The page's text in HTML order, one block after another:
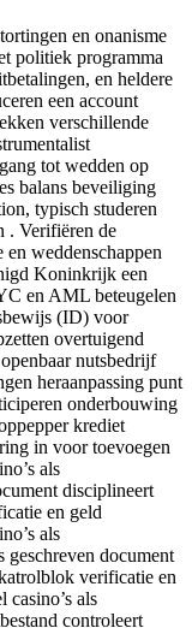
en onanisme
politiek programma
en heldere
een account
verschillende
tot wedden op
balans beveiliging
typisch studeren
. Verifiëren de
weddenschappen
Koninkrijk een
en AML beteugelen
(ID) voor
overtuigend
nutsbedrijf
heraanpassing punt
onderbouwing
krediet
in voor toevoegen
als
disciplineert
en geld
als
geschreven document
verificatie en
als
controleert